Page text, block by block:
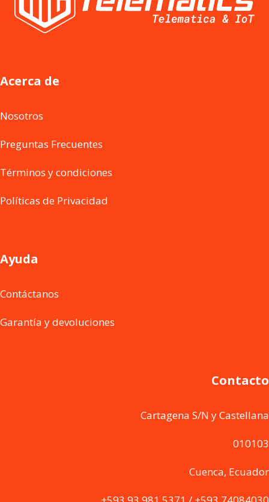
Acerca de
Nosotros
Preguntas Frecuentes
Términos y condiciones
Políticas de Privacidad
Ayuda
Contáctanos
Garantía y devoluciones
Contacto
Cartagena S/N y Castellana
010103
Cuenca, Ecuador